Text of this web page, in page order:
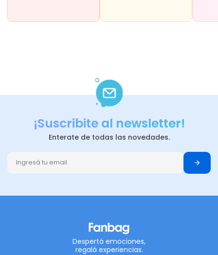
¡Suscribite al newsletter!
Enterate de todas las novedades.
Despertá emociones,
regalá experiencias.